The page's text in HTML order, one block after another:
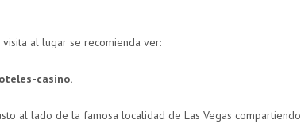
al lugar se recomienda ver:
casino.
al lado de la famosa localidad de Las Vegas compartiendo